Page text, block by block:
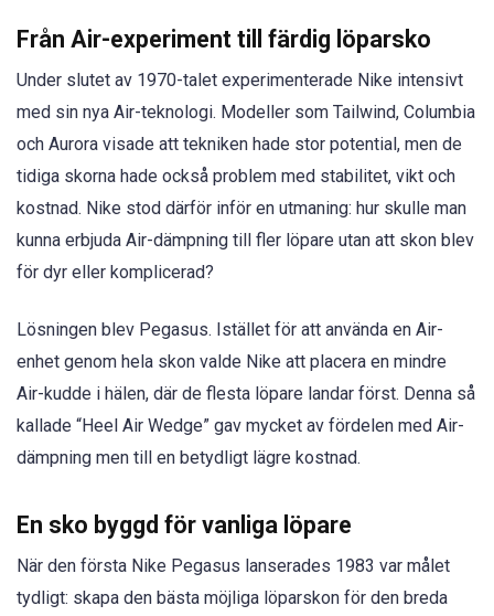
Från Air-experiment till färdig löparsko
Under slutet av 1970-talet experimenterade Nike intensivt
med sin nya Air-teknologi. Modeller som Tailwind, Columbia
och Aurora visade att tekniken hade stor potential, men de
tidiga skorna hade också problem med stabilitet, vikt och
kostnad. Nike stod därför inför en utmaning: hur skulle man
kunna erbjuda Air-dämpning till fler löpare utan att skon blev
för dyr eller komplicerad?
Lösningen blev Pegasus. Istället för att använda en Air-
enhet genom hela skon valde Nike att placera en mindre
Air-kudde i hälen, där de flesta löpare landar först. Denna så
kallade “Heel Air Wedge” gav mycket av fördelen med Air-
dämpning men till en betydligt lägre kostnad.
En sko byggd för vanliga löpare
När den första Nike Pegasus lanserades 1983 var målet
tydligt: skapa den bästa möjliga löparskon för den breda